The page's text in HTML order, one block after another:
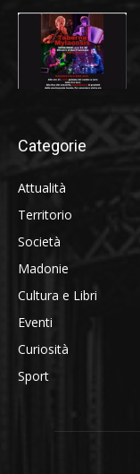
Categorie
Attualità
Territorio
Società
Madonie
Cultura e Libri
Eventi
Curiosità
Sport